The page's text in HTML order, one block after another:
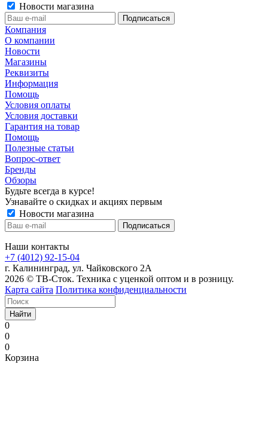
Новости магазина
Компания
О компании
Новости
Магазины
Реквизиты
Информация
Помощь
Условия оплаты
Условия доставки
Гарантия на товар
Помощь
Полезные статьи
Вопрос-ответ
Бренды
Обзоры
Будьте всегда в курсе!
Узнавайте о скидках и акциях первым
Новости магазина
Наши контакты
+7 (4012) 92-15-04
г. Калининград, ул. Чайковского 2А
2026 © ТВ-Сток. Техника с уценкой оптом и в розницу.
Карта сайта Политика конфиденциальности
Найти
0
0
0
Корзина